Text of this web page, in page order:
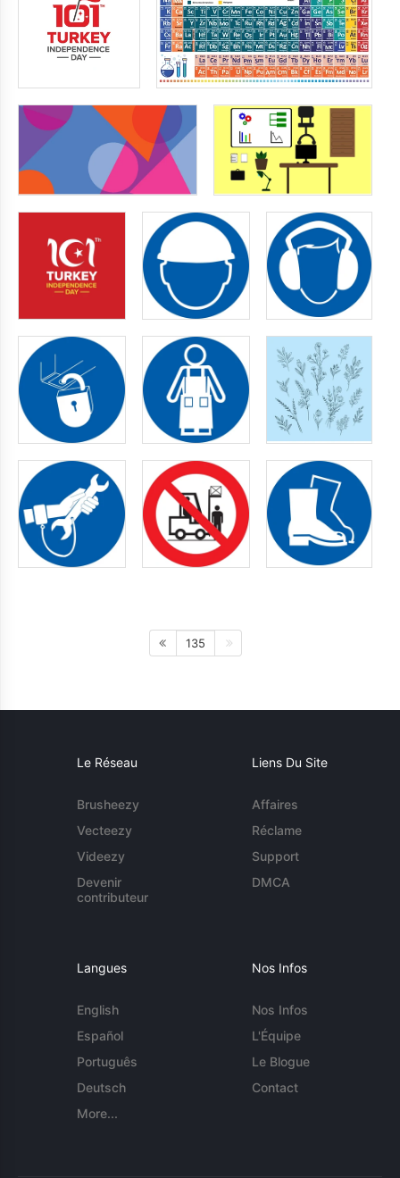
135
Le Réseau
Brusheezy
Vecteezy
Videezy
Devenir
contributeur
Liens Du Site
Affaires
Réclame
Support
DMCA
Langues
English
Español
Português
Deutsch
More...
Nos Infos
Nos Infos
L'Équipe
Le Blogue
Contact